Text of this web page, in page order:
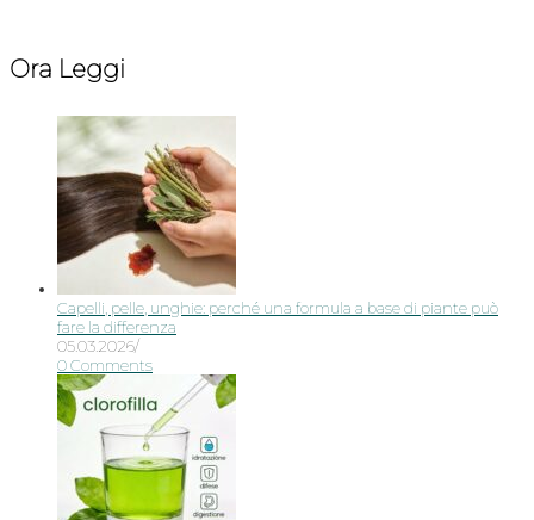
Ora Leggi
Capelli, pelle, unghie: perché una formula a base di piante può
fare la differenza
05.03.2026/
0 Comments